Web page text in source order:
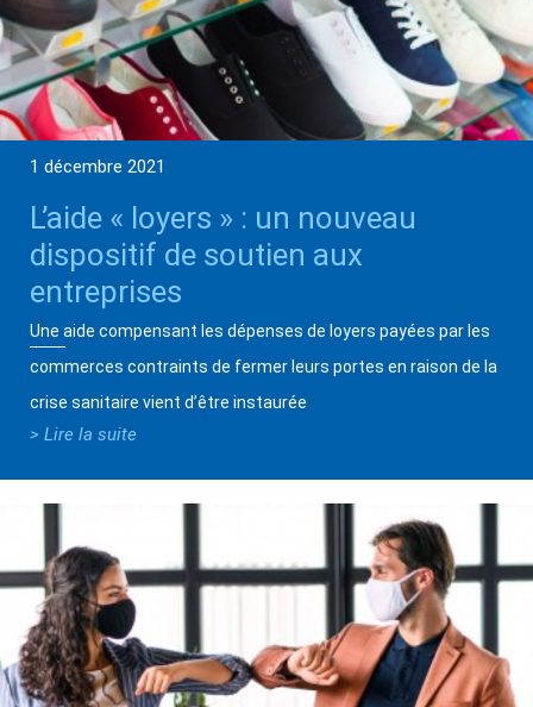
1 décembre 2021
L’aide « loyers » : un nouveau
dispositif de soutien aux
entreprises
Une aide compensant les dépenses de loyers payées par les
commerces contraints de fermer leurs portes en raison de la
crise sanitaire vient d’être instaurée
> Lire la suite